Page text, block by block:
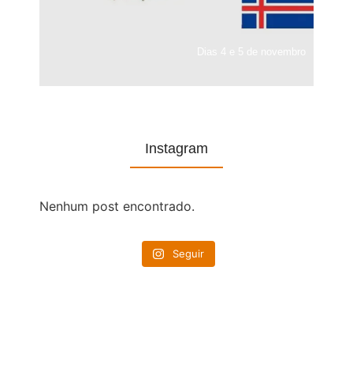
Instagram
Nenhum post encontrado.
Seguir